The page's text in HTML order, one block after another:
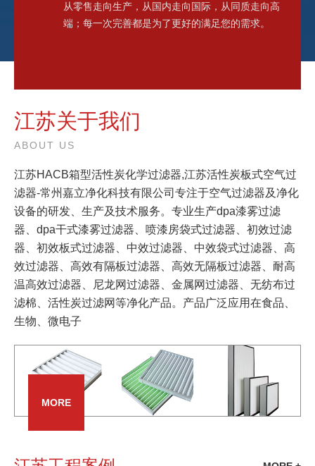
从零售走向生产，从国内走向国际，从同质走向高
端；每一次完善都是为了更好的满足您的需求。
江苏关于我们
ABOUT US
江苏HACB箱型活性炭化学过滤器,江苏活性炭板式空气过
滤器-常州嘉立净化科技有限公司专注于空气过滤器及净化
设备的研发、生产及技术服务。专业生产dpa漆雾过滤
器、dpa干式漆雾过滤器、喷漆房袋式过滤器、初效过滤
器、初效板式过滤器、中效过滤器、中效袋式过滤器、高
效过滤器、高效有隔板过滤器、高效无隔板过滤器、耐高
温高效过滤器、尼龙网过滤器、金属网过滤器、无纺布过
滤棉、活性炭过滤网等净化产品。产品广泛应用在食品、
生物、微电子
MORE